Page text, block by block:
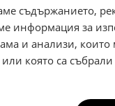
съдържанието,
информация за
и анализи,
която са